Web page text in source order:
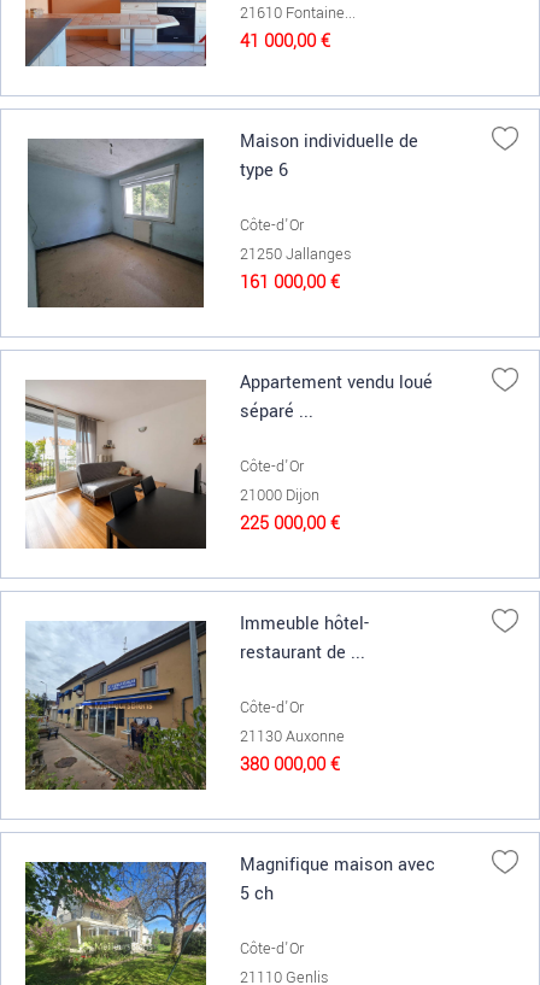
21610 Fontaine...
41 000,00 €
Maison individuelle de
type 6
Côte-d'Or
21250 Jallanges
161 000,00 €
Appartement vendu loué
séparé ...
Côte-d'Or
21000 Dijon
225 000,00 €
Immeuble hôtel-
restaurant de ...
Côte-d'Or
21130 Auxonne
380 000,00 €
Magnifique maison avec
5 ch
Côte-d'Or
21110 Genlis